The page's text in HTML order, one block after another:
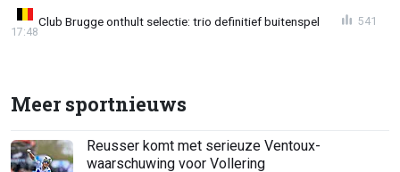
Club Brugge onthult selectie: trio definitief buitenspel
17:48
541
Meer sportnieuws
Reusser komt met serieuze Ventoux-
waarschuwing voor Vollering